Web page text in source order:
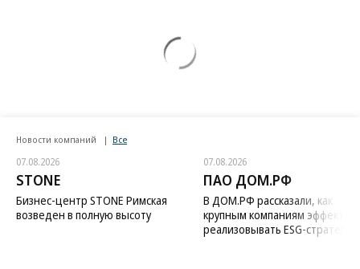
Новости компаний Все
07.08.2026
STONE
Бизнес-центр STONE Римская
возведен в полную высоту
07.08.2026
ПАО ДОМ.РФ
В ДОМ.РФ рассказали, как
крупным компаниям
реализовывать ESG-стратегию